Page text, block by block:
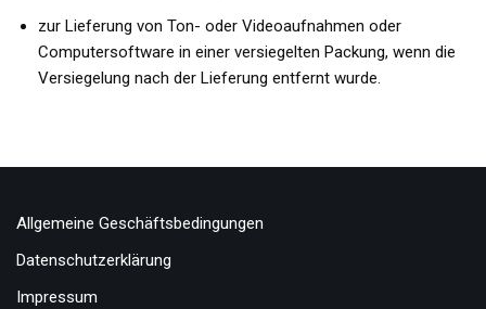
zur Lieferung von Ton- oder Videoaufnahmen oder
Computersoftware in einer versiegelten Packung, wenn die
Versiegelung nach der Lieferung entfernt wurde.
Allgemeine Geschäftsbedingungen
Datenschutzerklärung
Impressum